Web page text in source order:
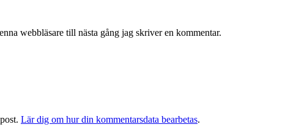
webbläsare till nästa gång jag skriver en kommentar.
Lär dig om hur din kommentarsdata bearbetas.